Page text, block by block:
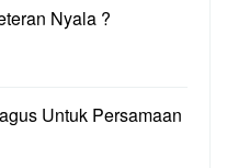
Nyala ?
Untuk Persamaan